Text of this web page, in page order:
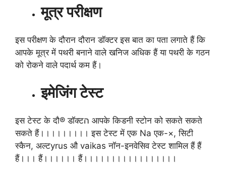
मूत्र परीक्षण
इस परीक्षण के दौरान दौरान डॉक्टर इस बात का पता लगाते हैं कि
आपके मूत्र में पथरी बनाने वाले खनिज अधिक हैं या पथरी के गठन
को रोकने वाले पदार्थ कम हैं।
इमेजिंग टेस्ट
इस टेस्ट के दौ® डॉक्टה आपके किडनी स्टोन को सकते सकते
सकते हैं।।।।।।।।। इस टेस्ट में एक Na एक-×, सिटी
स्कैन, अल्टyrus औ vaikas नॉन-इनवेसिव टेस्ट शामिल हैं हैं
हैं।।। हैं।।।।।। हैं।।।।।।।।।।।।।।।।।